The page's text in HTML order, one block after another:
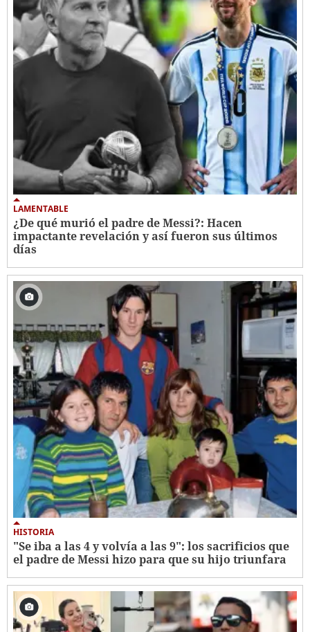
LAMENTABLE
¿De qué murió el padre de Messi?: Hacen
impactante revelación y así fueron sus últimos
días
HISTORIA
"Se iba a las 4 y volvía a las 9": los sacrificios que
el padre de Messi hizo para que su hijo triunfara